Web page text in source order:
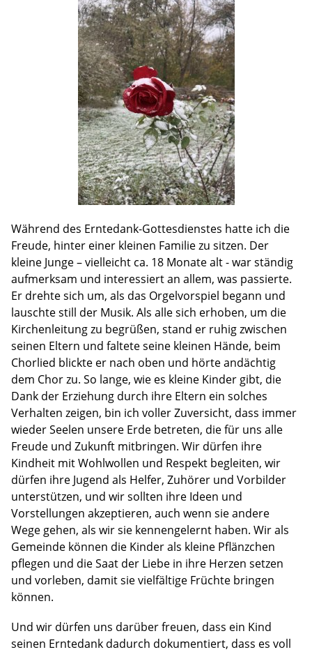
Während des Erntedank-Gottesdienstes hatte ich die
Freude, hinter einer kleinen Familie zu sitzen. Der
kleine Junge – vielleicht ca. 18 Monate alt - war ständig
aufmerksam und interessiert an allem, was passierte.
Er drehte sich um, als das Orgelvorspiel begann und
lauschte still der Musik. Als alle sich erhoben, um die
Kirchenleitung zu begrüßen, stand er ruhig zwischen
seinen Eltern und faltete seine kleinen Hände, beim
Chorlied blickte er nach oben und hörte andächtig
dem Chor zu. So lange, wie es kleine Kinder gibt, die
Dank der Erziehung durch ihre Eltern ein solches
Verhalten zeigen, bin ich voller Zuversicht, dass immer
wieder Seelen unsere Erde betreten, die für uns alle
Freude und Zukunft mitbringen. Wir dürfen ihre
Kindheit mit Wohlwollen und Respekt begleiten, wir
dürfen ihre Jugend als Helfer, Zuhörer und Vorbilder
unterstützen, und wir sollten ihre Ideen und
Vorstellungen akzeptieren, auch wenn sie andere
Wege gehen, als wir sie kennengelernt haben. Wir als
Gemeinde können die Kinder als kleine Pflänzchen
pflegen und die Saat der Liebe in ihre Herzen setzen
und vorleben, damit sie vielfältige Früchte bringen
können.
Und wir dürfen uns darüber freuen, dass ein Kind
seinen Erntedank dadurch dokumentiert, dass es voll